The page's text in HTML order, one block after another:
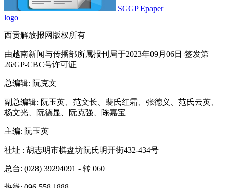
SGGP Epaper
logo
西贡解放报网版权所有
由越南新闻与传播部所属报刊局于2023年09月06日 签发第
26/GP-CBC号许可证
总编辑: 阮克文
副总编辑: 阮玉英、范文长、裴氏红霜、张德义、范氏云英、
杨文光、阮德显、阮克强、陈嘉宝
主编: 阮玉英
社址 : 胡志明市棋盘坊阮氏明开街432-434号
总台: (028) 39294091 - 转 060